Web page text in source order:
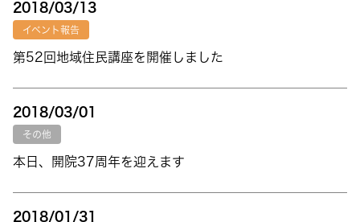
2018/03/13
イベント報告
第52回地域住民講座を開催しました
2018/03/01
その他
本日、開院37周年を迎えます
2018/01/31